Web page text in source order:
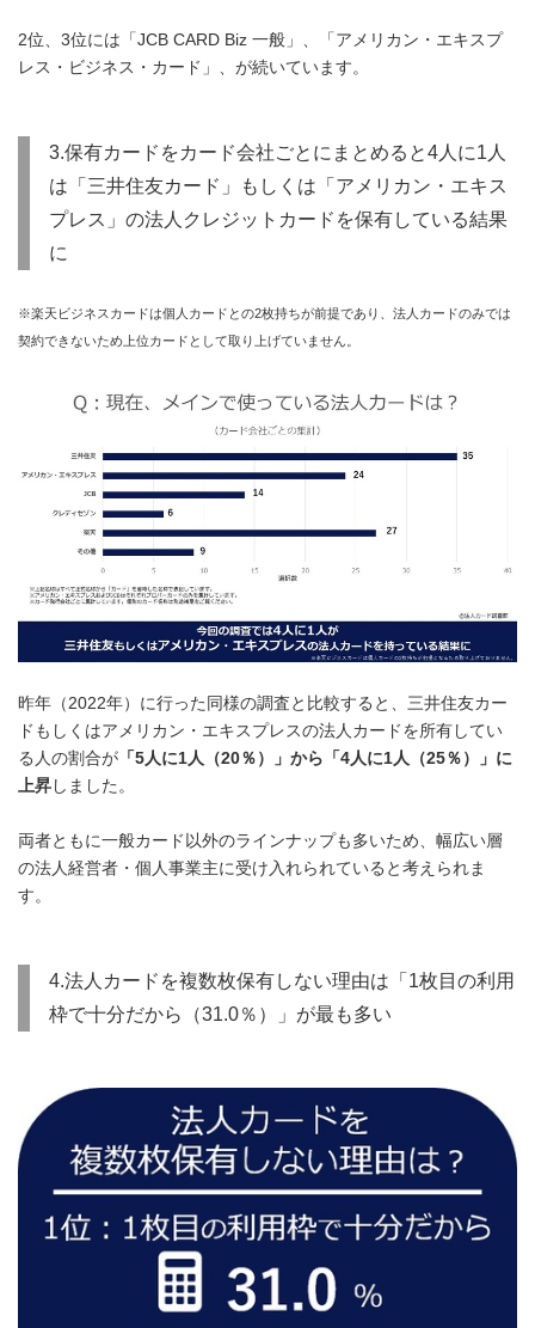
2位、3位には「JCB CARD Biz 一般」、「アメリカン・エキスプ
レス・ビジネス・カード」、が続いています。
3.保有カードをカード会社ごとにまとめると4人に1人
は「三井住友カード」もしくは「アメリカン・エキス
プレス」の法人クレジットカードを保有している結果
に
※楽天ビジネスカードは個人カードとの2枚持ちが前提であり、法人カードのみでは
契約できないため上位カードとして取り上げていません。
昨年（2022年）に行った同様の調査と比較すると、三井住友カー
ドもしくはアメリカン・エキスプレスの法人カードを所有してい
る人の割合が 「5人に1人（20％）」から「4人に1人（25％）」に
上昇 しました。
両者ともに一般カード以外のラインナップも多いため、幅広い層
の法人経営者・個人事業主に受け入れられていると考えられま
す。
4.法人カードを複数枚保有しない理由は「1枚目の利用
枠で十分だから（31.0％）」が最も多い